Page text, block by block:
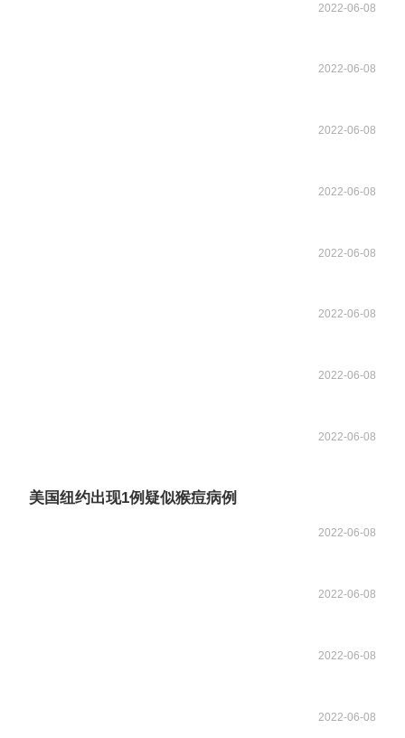
2022-06-08
2022-06-08
2022-06-08
2022-06-08
2022-06-08
2022-06-08
2022-06-08
2022-06-08
美国纽约出现1例疑似猴痘病例
2022-06-08
2022-06-08
2022-06-08
2022-06-08